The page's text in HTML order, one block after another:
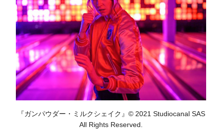
『ガンパウダー・ミルクシェイク』© 2021 Studiocanal SAS
All Rights Reserved.